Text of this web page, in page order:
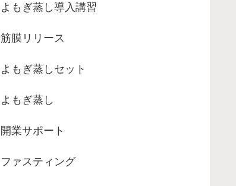
よもぎ蒸し導入講習
筋膜リリース
よもぎ蒸しセット
よもぎ蒸し
開業サポート
ファスティング